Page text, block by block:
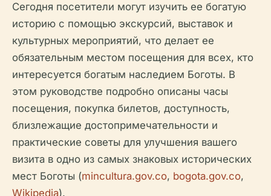
Сегодня посетители могут изучить ее богатую
историю с помощью экскурсий, выставок и
культурных мероприятий, что делает ее
обязательным местом посещения для всех, кто
интересуется богатым наследием Боготы. В
этом руководстве подробно описаны часы
посещения, покупка билетов, доступность,
близлежащие достопримечательности и
практические советы для улучшения вашего
визита в одно из самых знаковых исторических
мест Боготы (mincultura.gov.co, bogota.gov.co,
Wikipedia).